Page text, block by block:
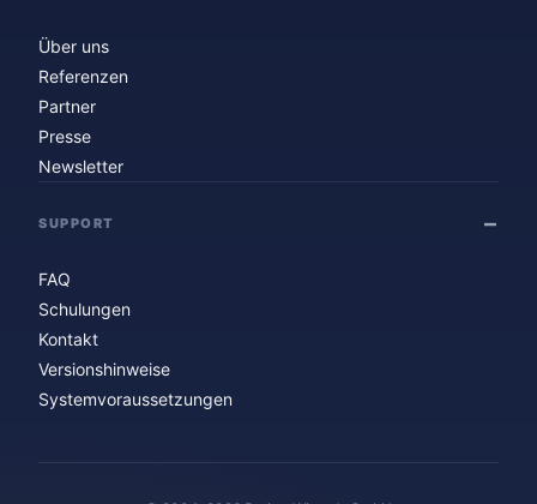
Über uns
Referenzen
Partner
Presse
Newsletter
SUPPORT
FAQ
Schulungen
Kontakt
Versionshinweise
Systemvoraussetzungen